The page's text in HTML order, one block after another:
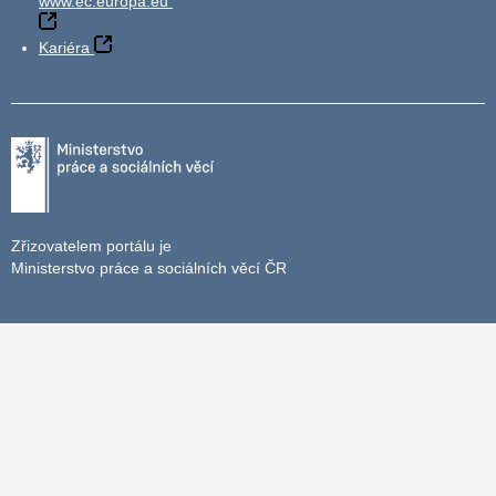
Kariéra
Zřizovatelem portálu je
Ministerstvo práce a sociálních věcí ČR